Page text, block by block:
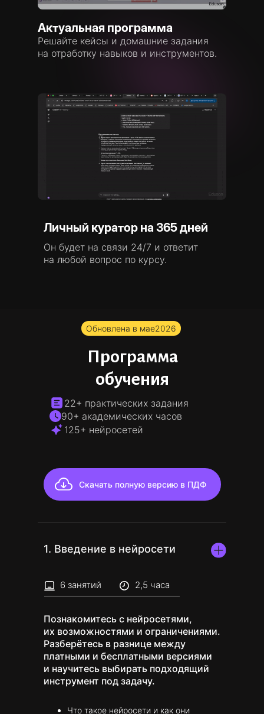
Актуальная программа
Решайте кейсы и домашние задания
на отработку навыков и инструментов.
Личный куратор на 365 дней
Он будет на связи 24/7 и ответит
на любой вопрос по курсу.
Программа
обучения
Скачать полную версию в ПДФ
Обновлена в мае2026
22+ практических задания
90+ академических часов
125+ нейросетей
1. Введение в нейросети
2,5 часа
6 занятий
Познакомитесь с нейросетями,
их возможностями и ограничениями.
Разберётесь в разнице между
платными и бесплатными версиями
и научитесь выбирать подходящий
инструмент под задачу.
Что такое нейросети и как они